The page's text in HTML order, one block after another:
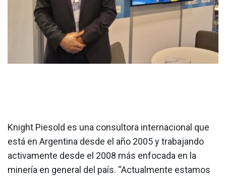
Knight Piesold es una consultora internacional que
está en Argentina desde el año 2005 y trabajando
activamente desde el 2008 más enfocada en la
minería en general del país. “Actualmente estamos